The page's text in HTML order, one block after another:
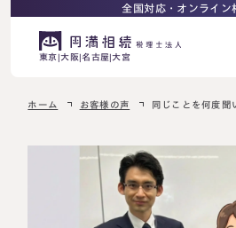
全国対応・オンライン
東京 大阪 名古屋 大宮
相続ロードマップ
はじめての方へ
サービス紹介
相続が発生した方へ
ホーム お客様の声 同じことを何度聞